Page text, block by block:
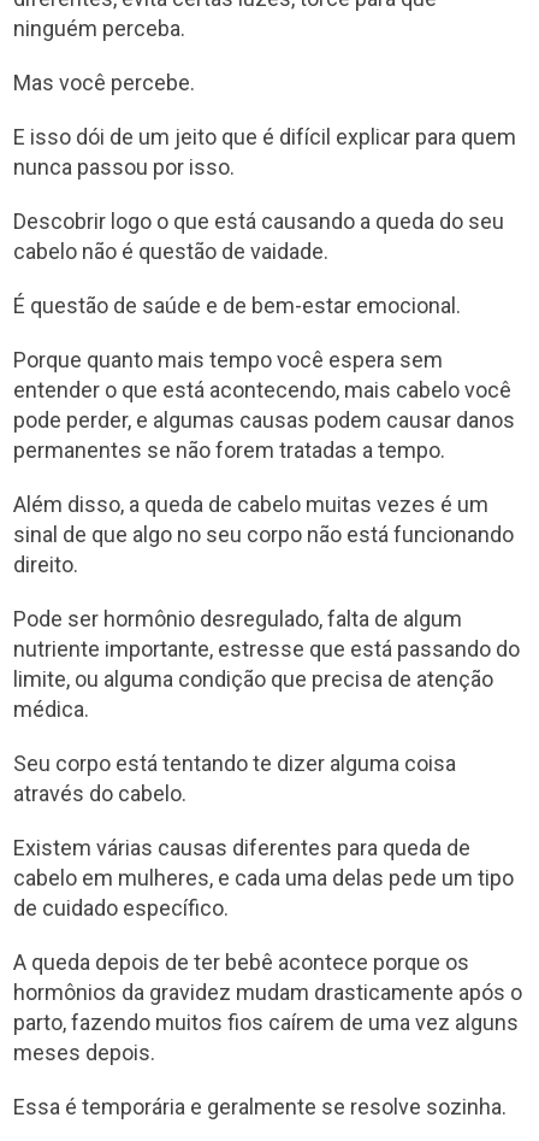
ninguém perceba.
Mas você percebe.
E isso dói de um jeito que é difícil explicar para quem
nunca passou por isso.
Descobrir logo o que está causando a queda do seu
cabelo não é questão de vaidade.
É questão de saúde e de bem-estar emocional.
Porque quanto mais tempo você espera sem
entender o que está acontecendo, mais cabelo você
pode perder, e algumas causas podem causar danos
permanentes se não forem tratadas a tempo.
Além disso, a queda de cabelo muitas vezes é um
sinal de que algo no seu corpo não está funcionando
direito.
Pode ser hormônio desregulado, falta de algum
nutriente importante, estresse que está passando do
limite, ou alguma condição que precisa de atenção
médica.
Seu corpo está tentando te dizer alguma coisa
através do cabelo.
Existem várias causas diferentes para queda de
cabelo em mulheres, e cada uma delas pede um tipo
de cuidado específico.
A queda depois de ter bebê acontece porque os
hormônios da gravidez mudam drasticamente após o
parto, fazendo muitos fios caírem de uma vez alguns
meses depois.
Essa é temporária e geralmente se resolve sozinha.